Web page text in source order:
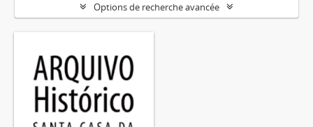
Options de recherche avancée